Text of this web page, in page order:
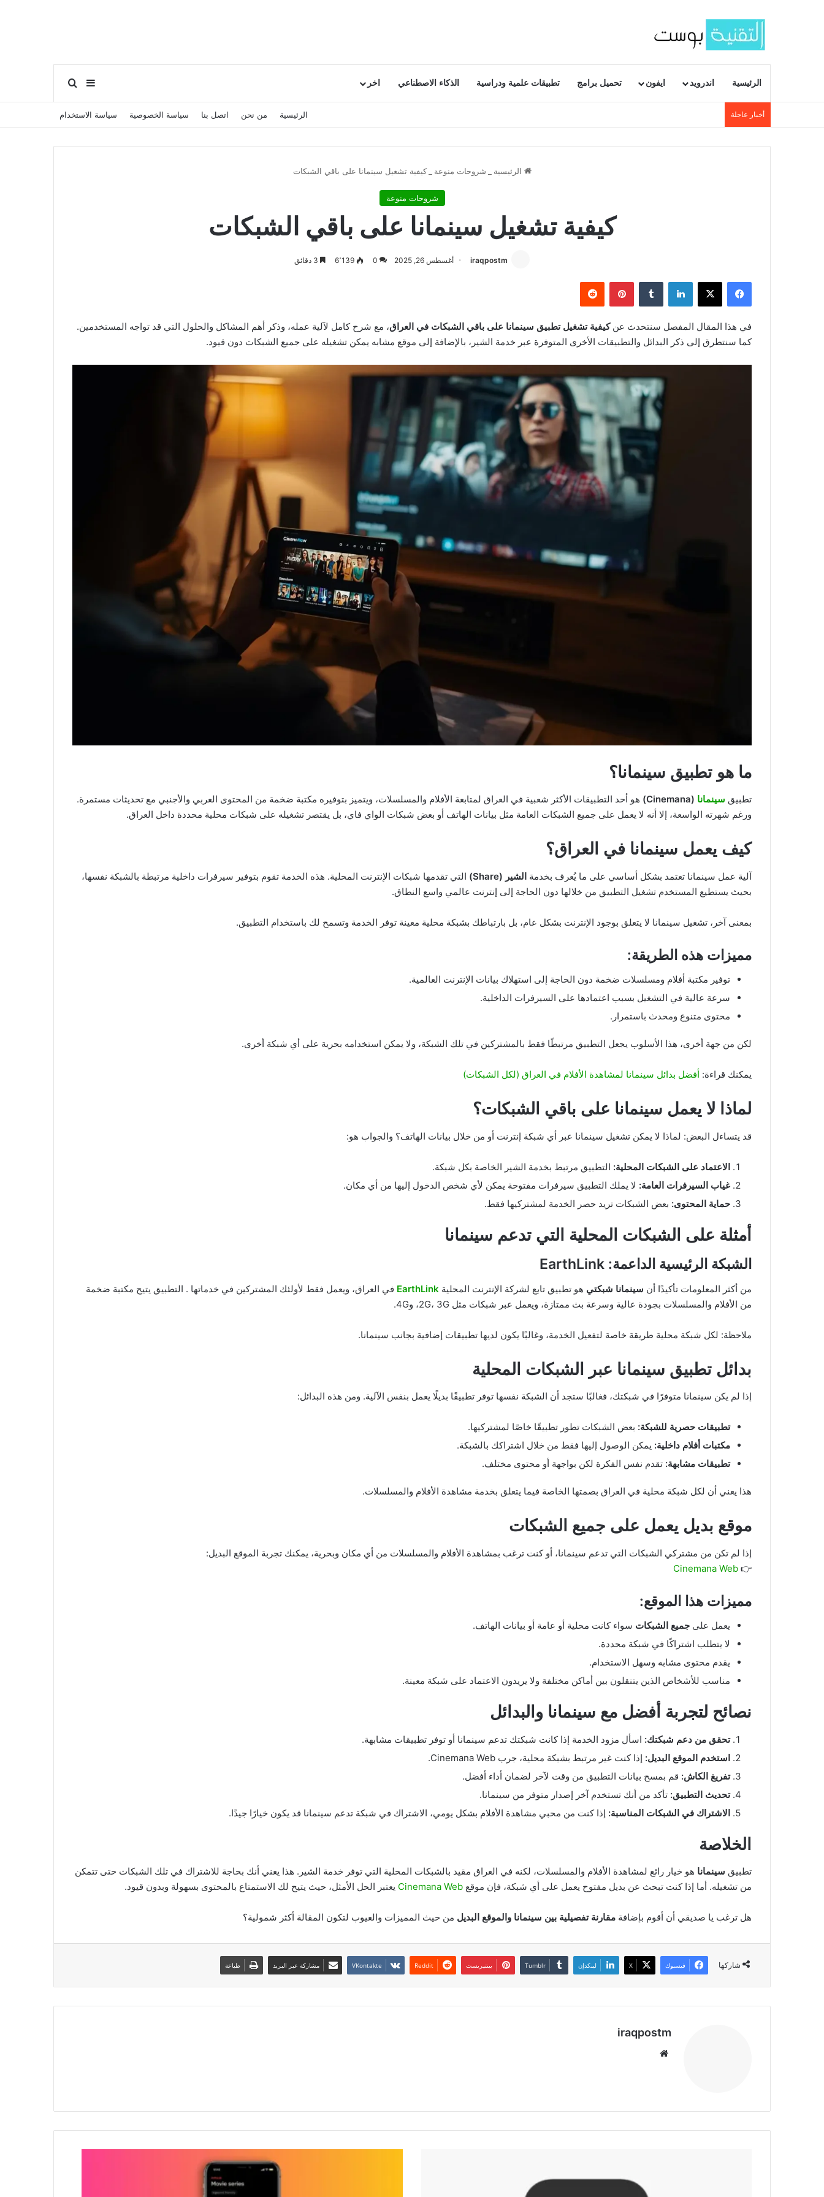
الرئيسية اندرويد ايفون تحميل برامج تطبيقات علمية ودراسية الذكاء الاصطناعي اخر إضافة عمود جانبي
أخبار عاجلة الرئيسية من نحن اتصل بنا سياسة الخصوصية سياسة الاستخدام
الرئيسية شروحات منوعة كيفية تشغيل سينمانا على باقي الشبكات
شروحات منوعة
كيفية تشغيل سينمانا على باقي الشبكات
iraqpostm أغسطس 26, 2025 0 6٬139
فيسبوك لينكدإن بينتيريست
في هذا المقال المفصل سنتحدث عنكيفية تشغيل تطبيق سينمانا على باقي الشبكات في العراق، مع شرح كامل لآلية عمله، وذكر أهم المشاكل والحلول التي قد تواجه المستخدمين.
كما سنتطرق إلى ذكر البدائل والتطبيقات الأخرى المتوفرة عبر خدمة الشير، بالإضافة إلى موقع مشابه يمكن تشغيله على جميع الشبكات دون قيود.
ما هو تطبيق سينمانا؟
تطبيق سينمانا (Cinemana)
هو أحد التطبيقات الأكثر شعبية في العراق لمتابعة الأفلام والمسلسلات، ويتميز بتوفيره مكتبة ضخمة من المحتوى العربي والأجنبي مع تحديثات مستمرة.
ورغم شهرته الواسعة، إلا أنه لا يعمل على جميع الشبكات العامة مثل بيانات الهاتف أو بعض شبكات الواي فاي، بل يقتصر تشغيله على شبكات محلية محددة داخل العراق.
كيف يعمل سينمانا في العراق؟
آلية عمل سينمانا تعتمد بشكل أساسي على ما يُعرف بخدمة الشير (Share)
التي تقدمها شبكات الإنترنت المحلية. هذه الخدمة تقوم بتوفير سيرفرات داخلية مرتبطة بالشبكة نفسها،
بحيث يستطيع المستخدم تشغيل التطبيق من خلالها دون الحاجة إلى إنترنت عالمي واسع النطاق.
بمعنى آخر، تشغيل سينمانا لا يتعلق بوجود الإنترنت بشكل عام، بل بارتباطك بشبكة محلية معينة توفر الخدمة وتسمح لك باستخدام التطبيق.
مميزات هذه الطريقة:
توفير مكتبة أفلام ومسلسلات ضخمة دون الحاجة إلى استهلاك بيانات الإنترنت العالمية.
سرعة عالية في التشغيل بسبب اعتمادها على السيرفرات الداخلية.
محتوى متنوع ومحدث باستمرار.
لكن من جهة أخرى، هذا الأسلوب يجعل التطبيق مرتبطًا فقط بالمشتركين في تلك الشبكة، ولا يمكن استخدامه بحرية على أي شبكة أخرى.
يمكنك قراءة: أفضل بدائل سينمانا لمشاهدة الأفلام في العراق (لكل الشبكات)
لماذا لا يعمل سينمانا على باقي الشبكات؟
قد يتساءل البعض: لماذا لا يمكن تشغيل سينمانا عبر أي شبكة إنترنت أو من خلال بيانات الهاتف؟ والجواب هو:
الاعتماد على الشبكات المحلية: التطبيق مرتبط بخدمة الشير الخاصة بكل شبكة.
غياب السيرفرات العامة: لا يملك التطبيق سيرفرات مفتوحة يمكن لأي شخص الدخول إليها من أي مكان.
حماية المحتوى: بعض الشبكات تريد حصر الخدمة لمشتركيها فقط.
أمثلة على الشبكات المحلية التي تدعم سينمانا
الشبكة الرئيسية الداعمة: EarthLink
من أكثر المعلومات تأكيدًا أن سينمانا شبكتي هو تطبيق تابع لشركة الإنترنت المحلية EarthLink في العراق، ويعمل فقط لأولئك المشتركين في خدماتها . التطبيق يتيح مكتبة ضخمة
من الأفلام والمسلسلات بجودة عالية وسرعة بث ممتازة، ويعمل عبر شبكات مثل 2G، 3G، و4G.
ملاحظة: لكل شبكة محلية طريقة خاصة لتفعيل الخدمة، وغالبًا يكون لديها تطبيقات إضافية بجانب سينمانا.
بدائل تطبيق سينمانا عبر الشبكات المحلية
إذا لم يكن سينمانا متوفرًا في شبكتك، فغالبًا ستجد أن الشبكة نفسها توفر تطبيقًا بديلًا يعمل بنفس الآلية. ومن هذه البدائل:
تطبيقات حصرية للشبكة: بعض الشبكات تطور تطبيقًا خاصًا لمشتركيها.
مكتبات أفلام داخلية: يمكن الوصول إليها فقط من خلال اشتراكك بالشبكة.
تطبيقات مشابهة: تقدم نفس الفكرة لكن بواجهة أو محتوى مختلف.
هذا يعني أن لكل شبكة محلية في العراق بصمتها الخاصة فيما يتعلق بخدمة مشاهدة الأفلام والمسلسلات.
موقع بديل يعمل على جميع الشبكات
إذا لم تكن من مشتركي الشبكات التي تدعم سينمانا، أو كنت ترغب بمشاهدة الأفلام والمسلسلات من أي مكان وبحرية، يمكنك تجربة الموقع البديل:
👉
Cinemana Web
مميزات هذا الموقع:
يعمل على جميع الشبكات سواء كانت محلية أو عامة أو بيانات الهاتف.
لا يتطلب اشتراكًا في شبكة محددة.
يقدم محتوى مشابه وسهل الاستخدام.
مناسب للأشخاص الذين يتنقلون بين أماكن مختلفة ولا يريدون الاعتماد على شبكة معينة.
نصائح لتجربة أفضل مع سينمانا والبدائل
تحقق من دعم شبكتك: اسأل مزود الخدمة إذا كانت شبكتك تدعم سينمانا أو توفر تطبيقات مشابهة.
استخدم الموقع البديل: إذا كنت غير مرتبط بشبكة محلية، جرب Cinemana Web.
تفريغ الكاش: قم بمسح بيانات التطبيق من وقت لآخر لضمان أداء أفضل.
تحديث التطبيق: تأكد من أنك تستخدم آخر إصدار متوفر من سينمانا.
الاشتراك في الشبكات المناسبة: إذا كنت من محبي مشاهدة الأفلام بشكل يومي، الاشتراك في شبكة تدعم سينمانا قد يكون خيارًا جيدًا.
الخلاصة
تطبيق سينمانا هو خيار رائع لمشاهدة الأفلام والمسلسلات، لكنه في العراق مقيد بالشبكات المحلية التي توفر خدمة الشير. هذا يعني أنك بحاجة للاشتراك في تلك الشبكات حتى تتمكن
من تشغيله. أما إذا كنت تبحث عن بديل مفتوح يعمل على أي شبكة، فإن موقع Cinemana Web يعتبر الحل الأمثل، حيث يتيح لك الاستمتاع بالمحتوى بسهولة وبدون قيود.
هل ترغب يا صديقي أن أقوم بإضافة مقارنة تفصيلية بين سينمانا والموقع البديل من حيث المميزات والعيوب لتكون المقالة أكثر شمولية؟
شاركها فيسبوك ‫X لينكدإن بينتيريست مشاركة عبر البريد طباعة
iraqpostm